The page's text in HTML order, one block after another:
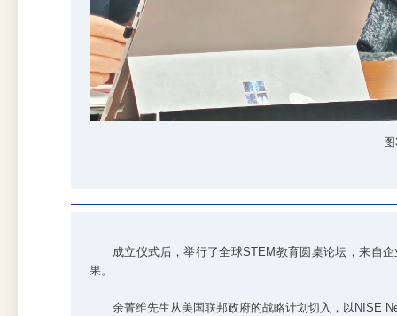
成立仪式后，举行了全球STEM教育圆桌论坛，来自
果。
余菁维先生从美国联邦政府的战略计划切入，以NISE